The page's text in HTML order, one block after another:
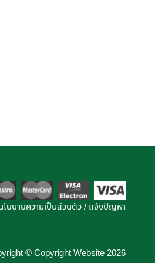
โยบายความเป็นส่วนตัว/ แจ้งปัญหา
© Copyright Website 2026